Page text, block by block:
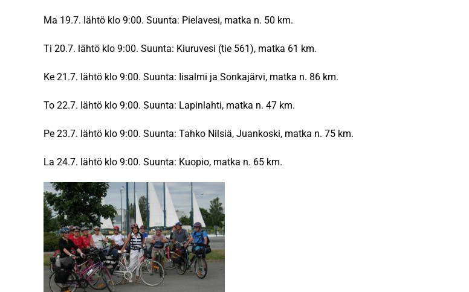
Ma 19.7. lähtö klo 9:00. Suunta: Pielavesi, matka n. 50 km.
Ti 20.7. lähtö klo 9:00. Suunta: Kiuruvesi (tie 561), matka 61 km.
Ke 21.7. lähtö klo 9:00. Suunta: Iisalmi ja Sonkajärvi, matka n. 86 km.
To 22.7. lähtö klo 9:00. Suunta: Lapinlahti, matka n. 47 km.
Pe 23.7. lähtö klo 9:00. Suunta: Tahko Nilsiä, Juankoski, matka n. 75 km.
La 24.7. lähtö klo 9:00. Suunta: Kuopio, matka n. 65 km.